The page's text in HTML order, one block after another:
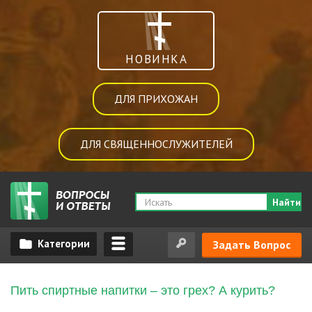
НОВИНКА
ДЛЯ ПРИХОЖАН
ДЛЯ СВЯЩЕННОСЛУЖИТЕЛЕЙ
Найти
Задать Вопрос
Пить спиртные напитки – это грех? А курить?